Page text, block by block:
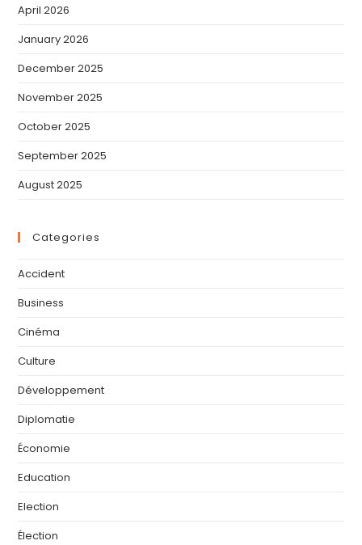
April 2026
January 2026
December 2025
November 2025
October 2025
September 2025
August 2025
Categories
Accident
Business
Cinéma
Culture
Développement
Diplomatie
Économie
Education
Election
Élection